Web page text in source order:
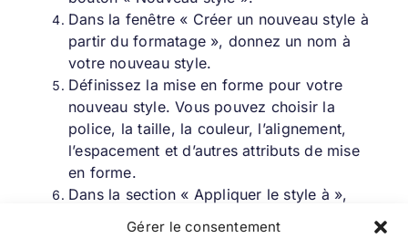
Gérer le consentement
Dans la fenêtre « Créer un nouveau style à
partir du formatage », donnez un nom à
votre nouveau style.
Définissez la mise en forme pour votre
nouveau style. Vous pouvez choisir la
police, la taille, la couleur, l’alignement,
l’espacement et d’autres attributs de mise
en forme.
Dans la section « Appliquer le style à »,
soit basé sur le style de paragraphe ou de